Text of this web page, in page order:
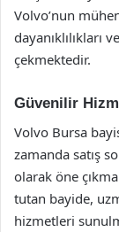
Volvo’nun
dayanıklılıkları
çekmektedir.
Güvenilir
Volvo Bursa
zamanda satış
olarak öne
tutan bayide,
hizmetleri